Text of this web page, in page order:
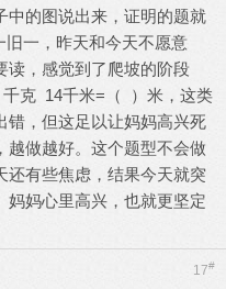
中的图说出来，证明的题就
一，昨天和今天不愿意
读，感觉到了爬坡的阶段
14千米=（ ）米，这类
错，但这足以让妈妈高兴死
越做越好。这个题型不会做
还有些焦虑，结果今天就突
妈妈心里高兴，也就更坚定
17#